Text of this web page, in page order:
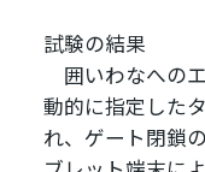
試験の結果
囲いわなへの
動的に指定した
れ、ゲート閉鎖